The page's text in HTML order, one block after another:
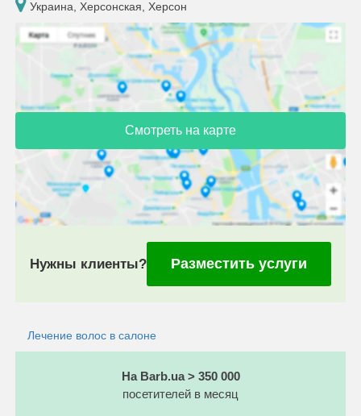
Украина, Херсонская, Херсон
Смотреть на карте
Нужны клиенты? Разместить услуги
Лечение волос в салоне
На Barb.ua > 350 000
посетителей в месяц